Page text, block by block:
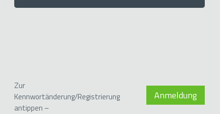
Zur
Kennwortänderung/Registrierung
antippen –
Anmeldung